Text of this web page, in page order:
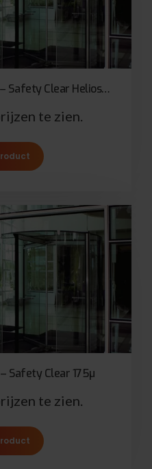
LLumar SHE CL ER PS 7 – Safety Clear Helios 175µ
te zien.
– Safety Clear 175µ
te zien.